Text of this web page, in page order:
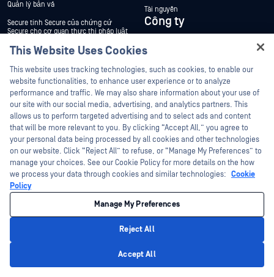
Quản lý bản vá
Secure tính Secure của chứng cứ
Secure cho cơ quan thực thi pháp luật
Chính phủ, Quốc phòng và Tình báo
Chính phủ Liên bang Hoa Kỳ
Tài chính
Sản xuất
Hỗ trợ & Dịch vụ
Tạo trường hợp
Quản lý tài khoản kỹ thuật
Cổng thông tin My OPSWAT
Tài nguyên
Công ty
Khách hàng
Đăng ký nhận bản tin
Tuân thủ tiêu chuẩn sản phẩm và các
chứng nhận
Nghề nghiệp
Vị trí mở
Liên hệ với chúng tôi
Tài nguyên
Câu chuyện thành công của khách
Thông cáo báo chí
This Website Uses Cookies
This website uses tracking technologies, such as cookies, to enable our
website functionalities, to enhance user experience or to analyze
performance and traffic. We may also share information about your use of
our site with our social media, advertising, and analytics partners. This
allows us to perform targeted advertising and to select ads and content
that will be more relevant to you. By clicking “Accept All,” you agree to
your personal data being processed by all cookies and other technologies
on our website. Click “Reject All” to refuse, or “Manage My Preferences” to
manage your choices. See our Cookie Policy for more details on the how
we process your data through cookies and similar technologies: Cookie
Policy
Manage My Preferences
Reject All
Accept All
Hey there!
I'm Ozzy, your OPSWAT virtual assistant.
How can I help you secure what's critical
today?